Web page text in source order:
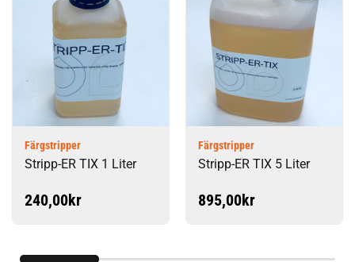
Färgstripper
Stripp-ER TIX 1 Liter
240,00kr
Färgstripper
Stripp-ER TIX 5 Liter
895,00kr